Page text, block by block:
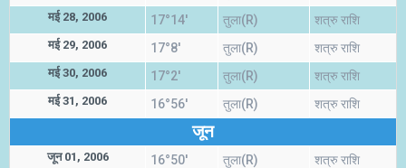
मई 28, 2006 17°14' तुला(R) शत्रु राशि
मई 29, 2006 17°8' तुला(R) शत्रु राशि
मई 30, 2006 17°2' तुला(R) शत्रु राशि
मई 31, 2006 16°56' तुला(R) शत्रु राशि
जून
जून 01, 2006 16°50' तुला(R) शत्रु राशि